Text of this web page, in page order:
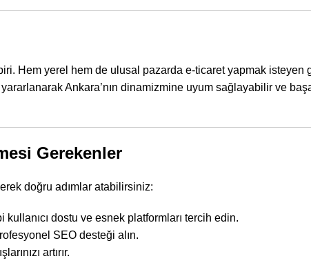
Hem yerel hem de ulusal pazarda e-ticaret yapmak isteyen
Ankara’nın dinamizmine uyum sağlayabilir ve
Gerekenler
doğru adımlar atabilirsiniz:
dostu ve esnek platformları tercih edin.
SEO desteği alın.
artırır.